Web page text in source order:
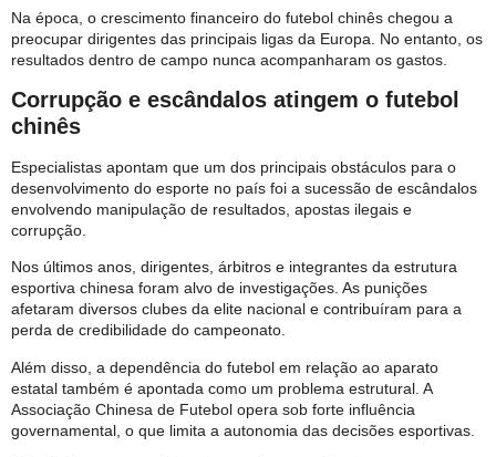
Na época, o crescimento financeiro do futebol chinês chegou a
preocupar dirigentes das principais ligas da Europa. No entanto, os
resultados dentro de campo nunca acompanharam os gastos.
Corrupção e escândalos atingem o futebol
chinês
Especialistas apontam que um dos principais obstáculos para o
desenvolvimento do esporte no país foi a sucessão de escândalos
envolvendo manipulação de resultados, apostas ilegais e
corrupção.
Nos últimos anos, dirigentes, árbitros e integrantes da estrutura
esportiva chinesa foram alvo de investigações. As punições
afetaram diversos clubes da elite nacional e contribuíram para a
perda de credibilidade do campeonato.
Além disso, a dependência do futebol em relação ao aparato
estatal também é apontada como um problema estrutural. A
Associação Chinesa de Futebol opera sob forte influência
governamental, o que limita a autonomia das decisões esportivas.